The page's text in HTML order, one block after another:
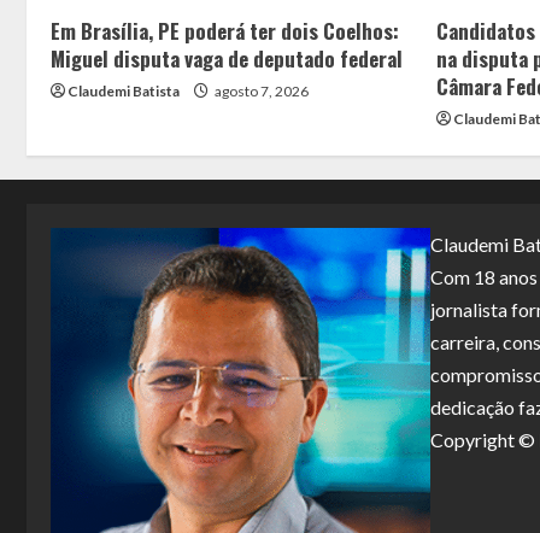
Em Brasília, PE poderá ter dois Coelhos:
Miguel disputa vaga de deputado federal
Claudemi Batista agosto 7, 2026
na disputa
Câmara
Claudemi
Claudemi
Com 18
jornalista
carreira,
dedicação
Copyright ©